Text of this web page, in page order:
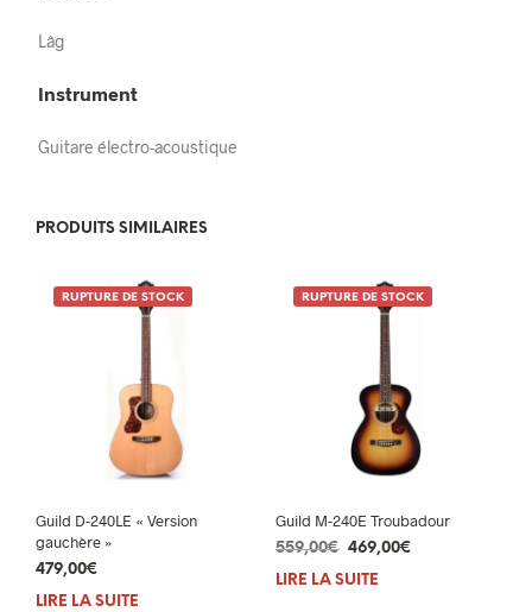
Lâg
Instrument
Guitare électro-acoustique
PRODUITS SIMILAIRES
RUPTURE DE STOCK
Guild D-240LE « Version
gauchère »
479,00€
LIRE LA SUITE
RUPTURE DE STOCK
Guild M-240E Troubadour
559,00€ Le
prix
469,00€Le
LIRE LA SUITE